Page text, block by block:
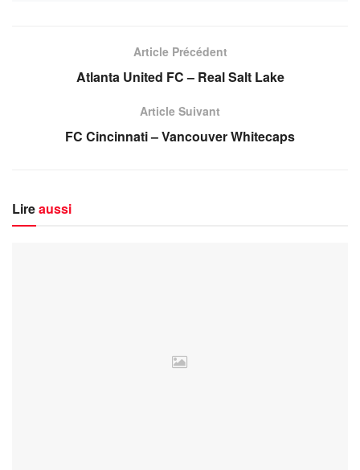
Article Précédent
Atlanta United FC – Real Salt Lake
Article Suivant
FC Cincinnati – Vancouver Whitecaps
Lireaussi